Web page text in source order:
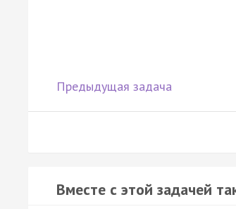
Предыдущая задача
Вместе с этой задачей